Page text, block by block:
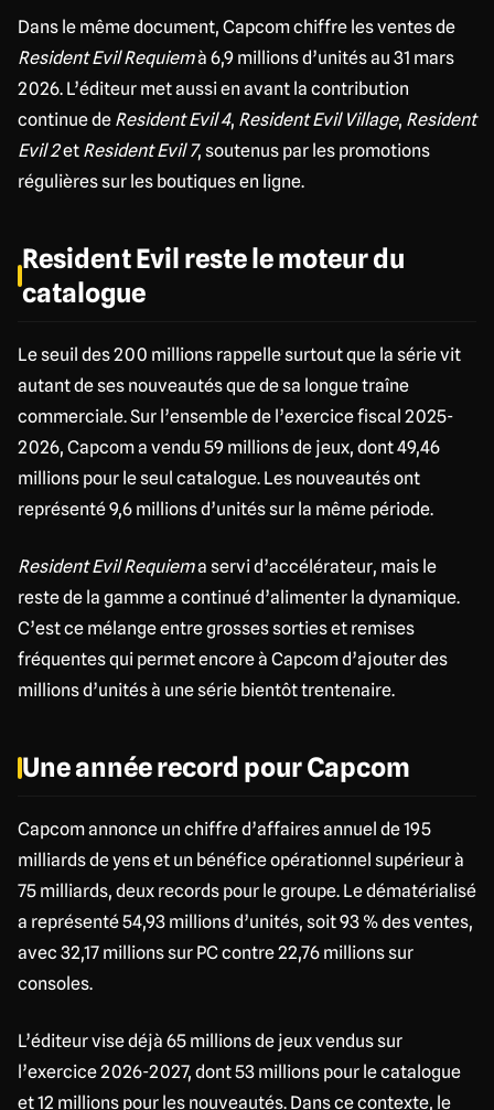
Dans le même document, Capcom chiffre les ventes de
Resident Evil Requiemà 6,9 millions d’unités au 31 mars
2026. L’éditeur met aussi en avant la contribution
continue de Resident Evil 4, Resident Evil Village, Resident
Evil 2et Resident Evil 7, soutenus par les promotions
régulières sur les boutiques en ligne.
Resident Evil reste le moteur du
catalogue
Le seuil des 200 millions rappelle surtout que la série vit
autant de ses nouveautés que de sa longue traîne
commerciale. Sur l’ensemble de l’exercice fiscal 2025-
2026, Capcom a vendu 59 millions de jeux, dont 49,46
millions pour le seul catalogue. Les nouveautés ont
représenté 9,6 millions d’unités sur la même période.
Resident Evil Requiema servi d’accélérateur, mais le
reste de la gamme a continué d’alimenter la dynamique.
C’est ce mélange entre grosses sorties et remises
fréquentes qui permet encore à Capcom d’ajouter des
millions d’unités à une série bientôt trentenaire.
Une année record pour Capcom
Capcom annonce un chiffre d’affaires annuel de 195
milliards de yens et un bénéfice opérationnel supérieur à
75 milliards, deux records pour le groupe. Le dématérialisé
a représenté 54,93 millions d’unités, soit 93 % des ventes,
avec 32,17 millions sur PC contre 22,76 millions sur
consoles.
L’éditeur vise déjà 65 millions de jeux vendus sur
l’exercice 2026-2027, dont 53 millions pour le catalogue
et 12 millions pour les nouveautés. Dans ce contexte, le